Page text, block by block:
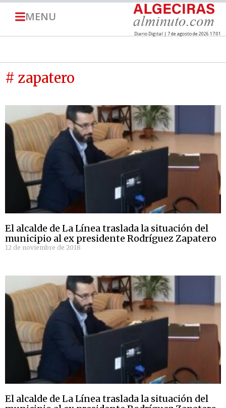
MENU
Diario Digital | 7 de agosto de 2026 17:01
# zapatero
El alcalde de La Línea traslada la situación del
municipio al ex presidente Rodríguez Zapatero
12 de noviembre de 2018
El alcalde de La Línea traslada la situación del